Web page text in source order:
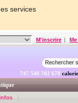
services
M'inscrire |
747 540 703 328